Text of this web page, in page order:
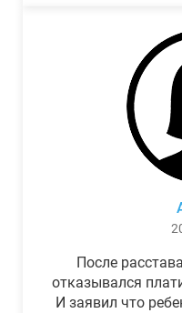
После
отказывался
И заявил что